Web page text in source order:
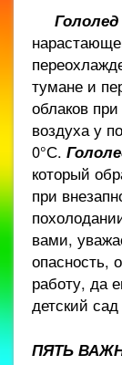
Гололед
тумане и
облаков
воздуха у
0°С.
который
при
вами,
опасность,
работу, да
детский
ПЯТЬ